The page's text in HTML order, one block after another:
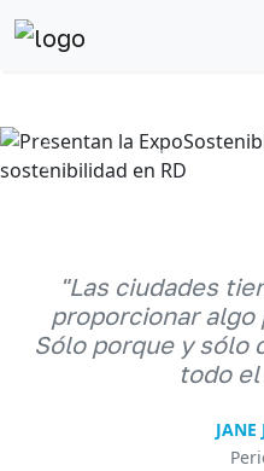
Anterior
"Las ciudades
proporcionar algo
Sólo porque y sólo
todo
JANE